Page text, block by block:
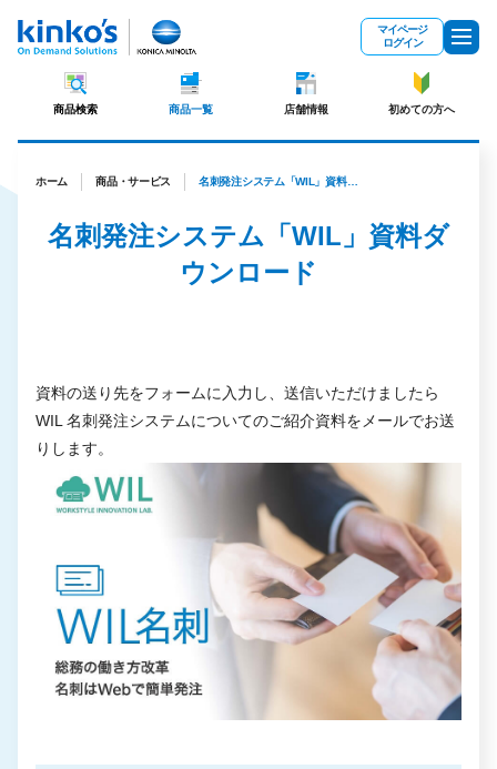
マイページ
ログイン
商品検索 商品一覧 店舗情報 初めての方へ
ホーム 商品・サービス 名刺発注システム「WIL」資料ダウンロード
名刺発注システム「WIL」資料ダ
ウンロード
資料の送り先をフォームに入力し、送信いただけましたら
WIL 名刺発注システムについてのご紹介資料をメールでお送
りします。